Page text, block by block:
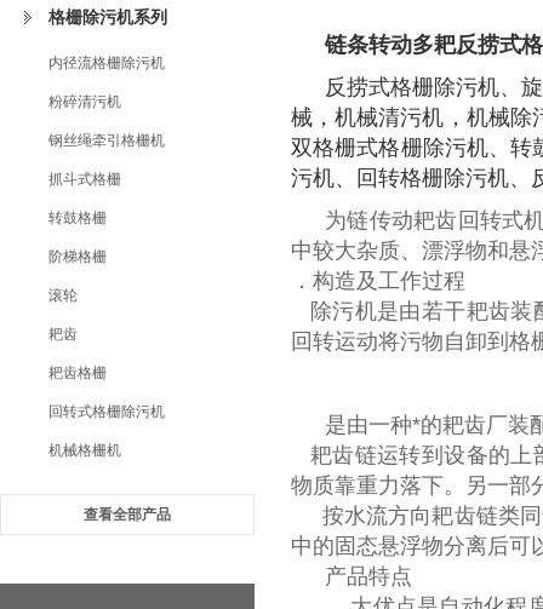
格栅除污机系列
内径流格栅除污机
粉碎清污机
钢丝绳牵引格栅机
抓斗式格栅
转鼓格栅
阶梯格栅
滚轮
耙齿
耙齿格栅
回转式格栅除污机
机械格栅机
查看全部产品
链条转动多耙反捞式
反捞式格栅除污机、
械，机械清污机，机械除
双格栅式格栅除污机、转
污机、回转格栅除污机、
为链传动耙齿回转式
中较大杂质、漂浮物和悬
．构造及工作过程
除污机是由若干耙齿装
回转运动将污物自卸到
是由一种*的耙齿厂装
耙齿链运转到设备的上
物质靠重力落下。另一部
按水流方向耙齿链类
中的固态悬浮物分离后可
产品特点